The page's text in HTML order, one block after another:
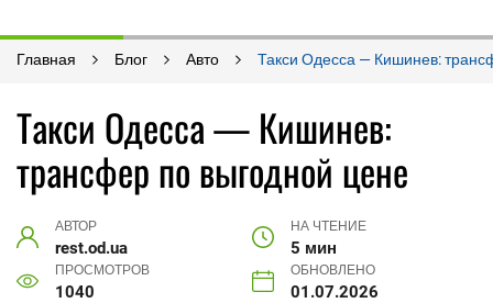
Главная Блог Авто Такси Одесса — Кишинев:
Такси Одесса — Кишинев:
трансфер по выгодной цене
АВТОР
rest.od.ua
НА ЧТЕНИЕ
5 мин
ПРОСМОТРОВ
1040
ОБНОВЛЕНО
01.07.2026